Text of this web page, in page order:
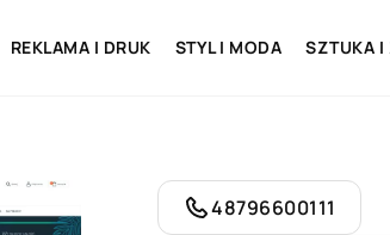
REKLAMA I DRUK STYL I MODA SZTUKA I
48796600111